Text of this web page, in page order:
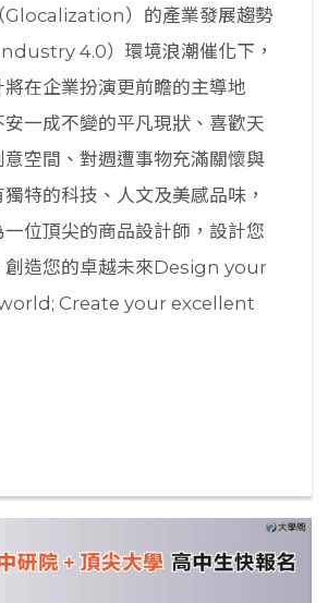
Glocalization）的產業發展趨勢
4.0）環境浪潮催化下，
在企業扮演更前瞻的主導地
一成不變的平凡現狀、喜歡天
意空間、對週遭事物充滿關懷與
特的科技、人文及美感品味，
位頂尖的商品設計師，設計您
創造您的卓越未來Design your
Create your excellent